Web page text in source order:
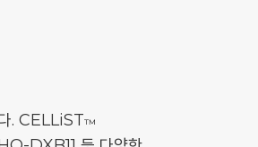
. CELLiST™